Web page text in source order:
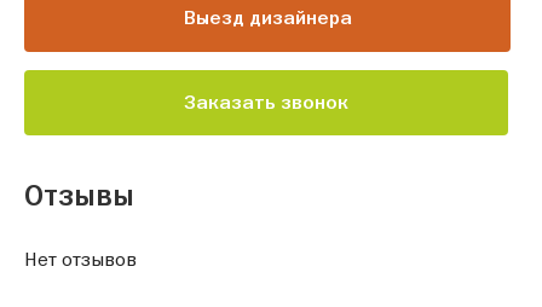
Выезд дизайнера
Заказать звонок
Отзывы
Нет отзывов